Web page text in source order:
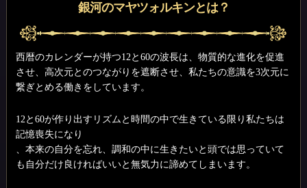
銀河のマヤツォルキンとは？
西暦のカレンダーが持つ12と60の波長は、物質的な進化を促進
させ、高次元とのつながりを遮断させ、私たちの意識を3次元に
繋ぎとめる働きをしています。
12と60が作り出すリズムと時間の中で生きている限り私たちは
記憶喪失になり
、本来の自分を忘れ、調和の中に生きたいと頭では思っていて
も自分だけ良ければいいと無気力に諦めてしまいます。